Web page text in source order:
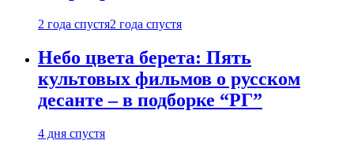
2 года спустя2 года спустя
Небо цвета берета: Пять
культовых фильмов о русском
десанте – в подборке “РГ”
4 дня спустя